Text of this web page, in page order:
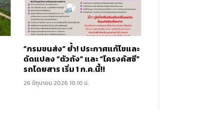
“กรมขนส่ง” ย้ำ! ประกาศแก้ไขและ
ดัดแปลง “ตัวถัง” และ “โครงคัสซี”
รถโดยสาร เริ่ม 1 ก.ค.นี้!!
26 มิถุนายน 2026 10:10 น.